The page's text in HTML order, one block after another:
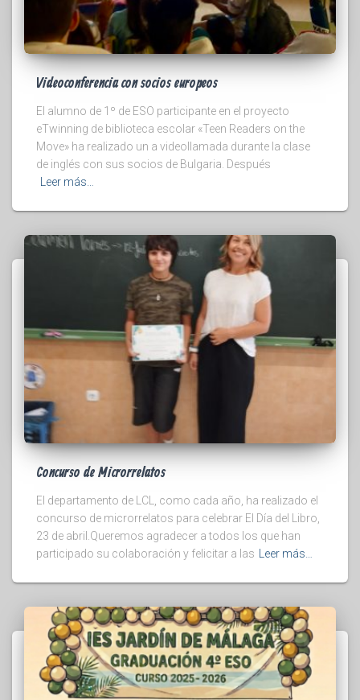
Videoconferencia con socios europeos
El alumno de 1º de ESO participante en el proyecto
eTwinning de biblioteca escolar «Teen Readers on the
Move» ha realizado un a videollamada durante la clase
de inglés con sus socios de Bulgaria. Después
Leer más…
Concurso de Microrrelatos
El departamento de LCL, como cada año, ha realizado el
concurso de microrrelatos para celebrar El Día del Libro,
23 de abril.Queremos agradecer a todos los que han
participado su colaboración y felicitar a las
Leer más…